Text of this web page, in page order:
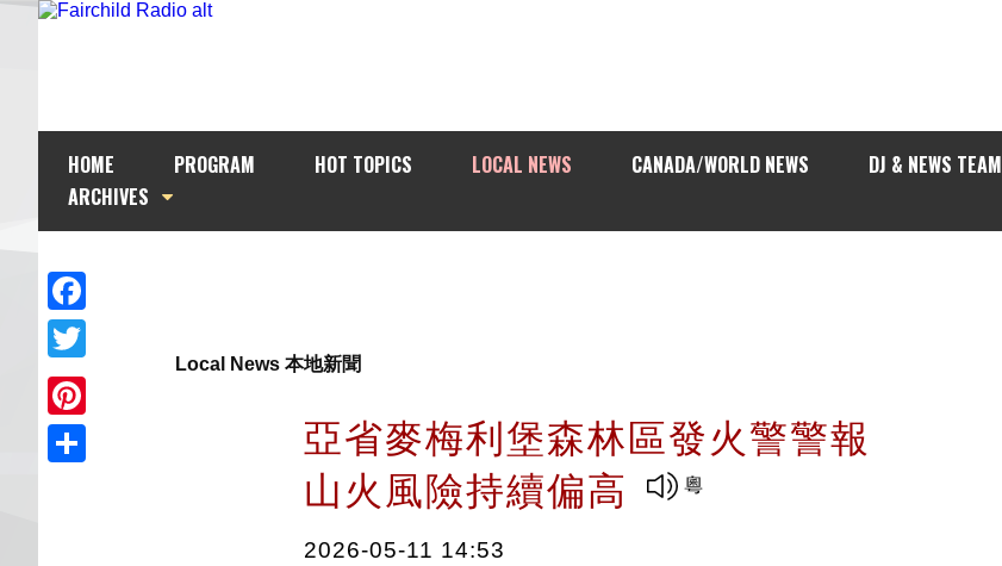
HOME PROGRAM HOT TOPICS LOCAL NEWS CANADA/WORLD NEWS DJ & NEWS TEAM
ARCHIVES
Facebook
Twitter
Pinterest
Local News 本地新聞
亞省麥梅利堡森林區發火警警報
山火風險持續偏高
2026-05-11 14:53